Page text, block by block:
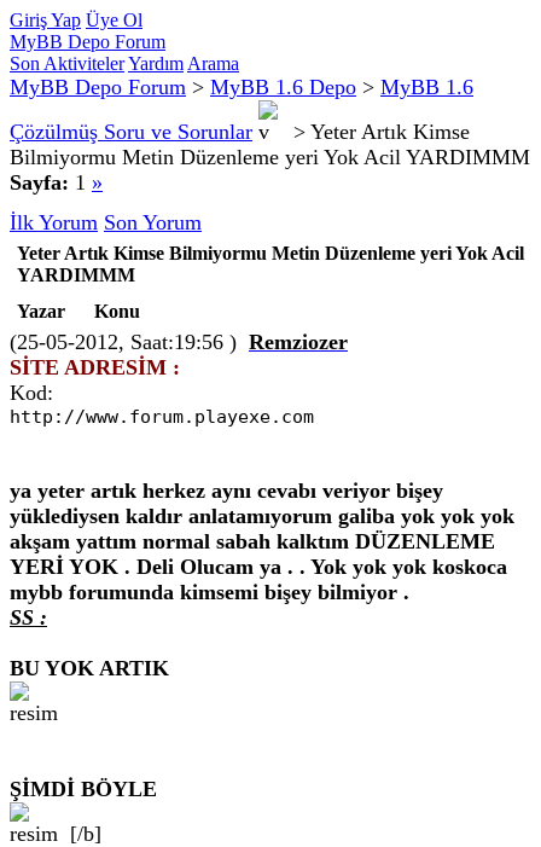
Giriş Yap Üye Ol
MyBB Depo Forum
Son AktivitelerYardım Arama
MyBB Depo Forum > MyBB 1.6 Depo > MyBB 1.6
Çözülmüş Soru ve Sorunlar
> Yeter Artık Kimse
Bilmiyormu Metin Düzenleme yeri Yok Acil YARDIMMM
Sayfa: 1 »
İlk Yorum Son Yorum
Yeter Artık Kimse Bilmiyormu Metin Düzenleme yeri Yok Acil
YARDIMMM
Yazar
Konu
(25-05-2012, Saat:19:56 ) Remziozer
SİTE ADRESİM :
Kod:
http://www.forum.playexe.com
ya yeter artık herkez aynı cevabı veriyor bişey
yüklediysen kaldır anlatamıyorum galiba yok yok yok
akşam yattım normal sabah kalktım DÜZENLEME
YERİ YOK . Deli Olucam ya . . Yok yok yok koskoca
mybb forumunda kimsemi bişey bilmiyor .
SS :
BU YOK ARTIK
ŞİMDİ BÖYLE
[/b]